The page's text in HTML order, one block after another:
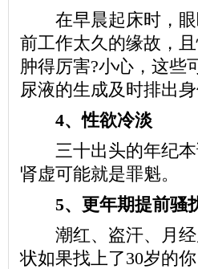
在早晨起床时，眼
前工作太久的缘故，
肿得厉害?小心，这些
尿液的生成及时排出
4、性欲冷淡
三十出头的年纪本
肾虚可能就是罪魁。
5、更年期提前骚
潮红、盗汗、月经
状如果找上了30岁的